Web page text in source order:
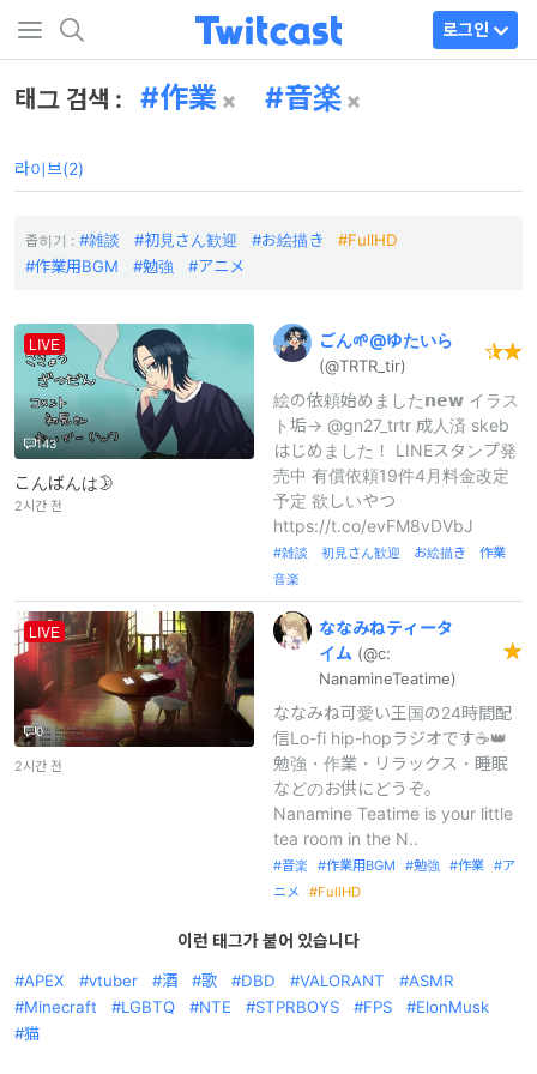
로그인
태그 검색 : 作業 音楽
라이브(2)
좁히기 : 雑談 初見さん歓迎 お絵描き
FullHD
作業用BGM
勉強 アニメ
LIVE
143
こんばんは🌛
2시간 전
ごん🌱@ゆたいら
(@TRTR_ tir)
絵の依頼始めました𝗻𝗲𝘄 イラス
ト垢→ @gn27_trtr 成人済 skeb
はじめました！ LINEスタンプ発
売中 有償依頼19件4月料金改定
予定 欲しいやつ
https://t.co/evFM8vDVbJ
雑談 初見さん歓迎 お絵描き 作業
音楽
LIVE
0
2시간 전
ななみねティータ
イム (@c:
NanamineTeatime)
ななみね可愛い王国の24時間配
信Lo-fi hip-hopラジオです☕👑
勉強・作業・リラックス・睡眠
などのお供にどうぞ。
Nanamine Teatime is your little
tea room in the N..
音楽 作業用BGM 勉強 作業
ア
ニメ
FullHD
이런 태그가 붙어 있습니다
APEX vtuber 酒 歌 DBD VALORANT
ASMR
Minecraft
LGBTQ NTE STPRBOYS FPS
ElonMusk
猫